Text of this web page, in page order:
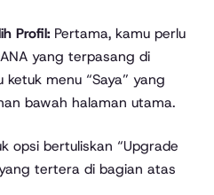
Profil:Pertama, kamu perlu
yang terpasang di
ketuk menu “Saya” yang
bawah halaman utama.
opsi bertuliskan “Upgrade
tertera di bagian atas